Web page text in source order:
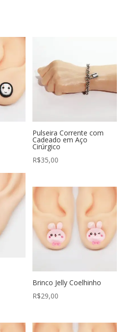
Pulseira Corrente com
Cadeado em Aço
Cirúrgico
R$35,00
Brinco Jelly Coelhinho
R$29,00